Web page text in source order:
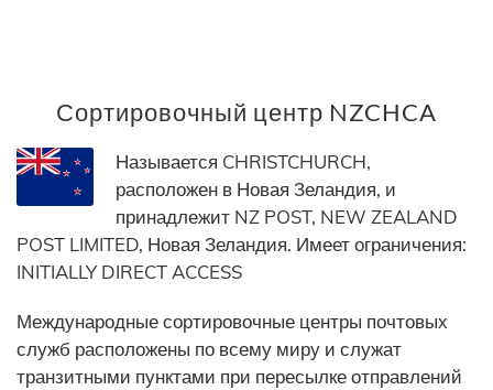
Сортировочный центр NZCHCA
Называется CHRISTCHURCH,
расположен в Новая Зеландия, и
принадлежит NZ POST, NEW ZEALAND
POST LIMITED, Новая Зеландия. Имеет ограничения:
INITIALLY DIRECT ACCESS
Международные сортировочные центры почтовых
служб расположены по всему миру и служат
транзитными пунктами при пересылке отправлений